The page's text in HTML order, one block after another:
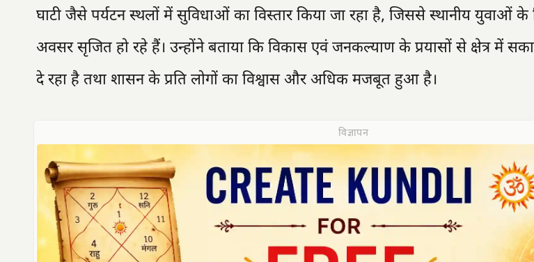
घाटी जैसे पर्यटन स्थलों में सुविधाओं का विस्तार किया जा रहा है, जिससे स्थानीय युवाओं के
अवसर सृजित हो रहे हैं। उन्होंने बताया कि विकास एवं जनकल्याण के प्रयासों से क्षेत्र में
दे रहा है तथा शासन के प्रति लोगों का विश्वास और अधिक मजबूत हुआ है।
विज्ञापन